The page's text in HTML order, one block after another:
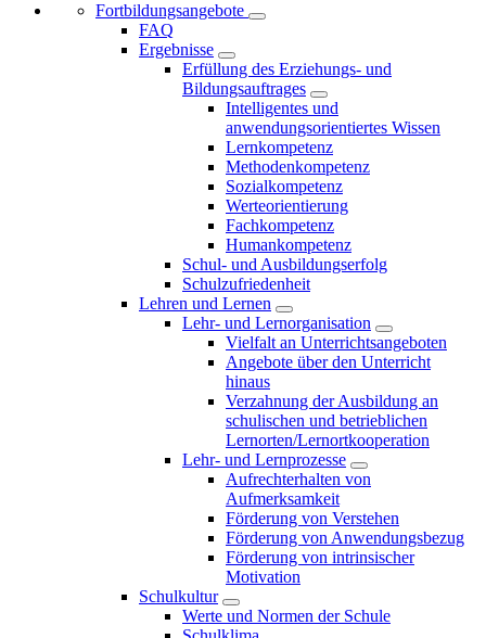
Fortbildungsangebote
FAQ
Ergebnisse
Erfüllung des Erziehungs- und
Bildungsauftrages
Intelligentes und
anwendungsorientiertes Wissen
Lernkompetenz
Methodenkompetenz
Sozialkompetenz
Werteorientierung
Fachkompetenz
Humankompetenz
Schul- und Ausbildungserfolg
Schulzufriedenheit
Lehren und Lernen
Lehr- und Lernorganisation
Vielfalt an Unterrichtsangeboten
Angebote über den Unterricht
hinaus
Verzahnung der Ausbildung an
schulischen und betrieblichen
Lernorten/Lernortkooperation
Lehr- und Lernprozesse
Aufrechterhalten von
Aufmerksamkeit
Förderung von Verstehen
Förderung von Anwendungsbezug
Förderung von intrinsischer
Motivation
Schulkultur
Werte und Normen der Schule